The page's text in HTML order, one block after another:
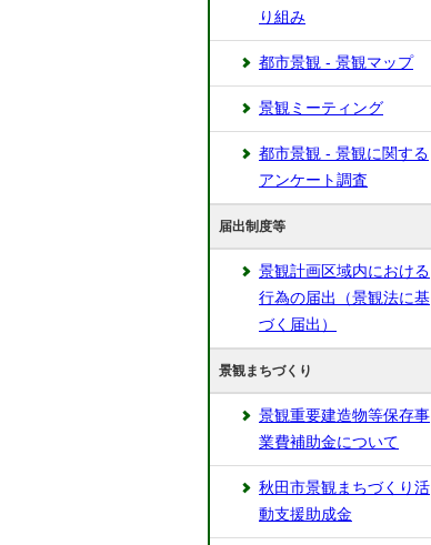
り組み
都市景観 - 景観マップ
景観ミーティング
都市景観 - 景観に関する
アンケート調査
届出制度等
景観計画区域内における
行為の届出（景観法に基
づく届出）
景観まちづくり
景観重要建造物等保存事
業費補助金について
秋田市景観まちづくり活
動支援助成金